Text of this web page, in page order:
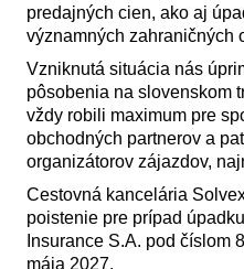
predajných cien, ako aj
významných zahraničných
Vzniknutá situácia nás
pôsobenia na slovenskom
vždy robili maximum pre
obchodných partnerov a
organizátorov zájazdov,
Cestovná kancelária
poistenie pre prípad
Insurance S.A. pod číslom
mája 2027.